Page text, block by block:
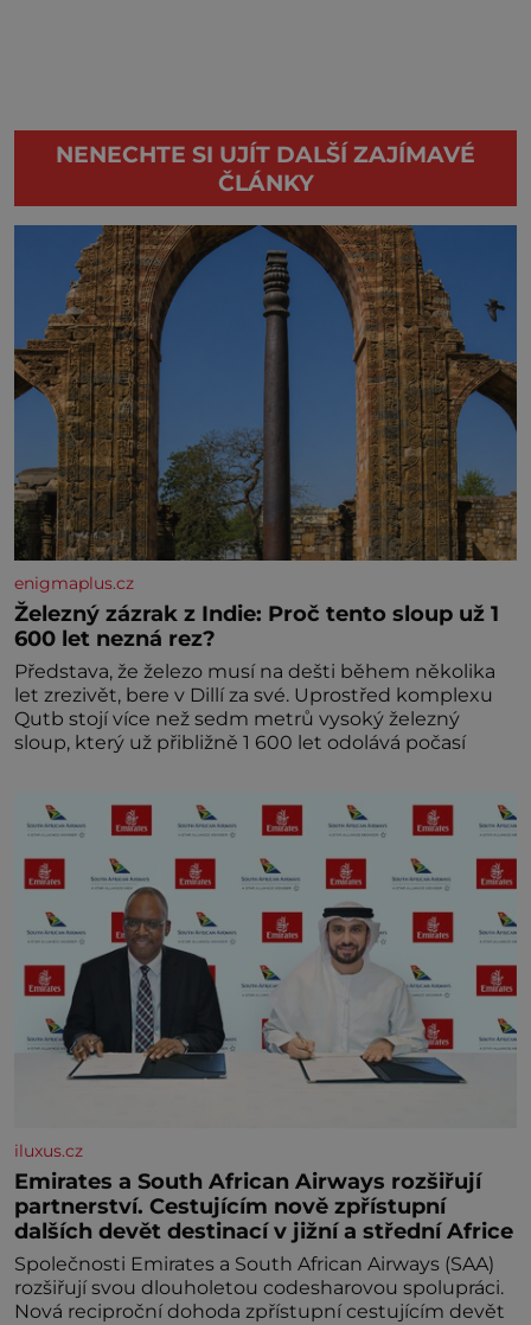
NENECHTE SI UJÍT DALŠÍ ZAJÍMAVÉ
ČLÁNKY
enigmaplus.cz
Železný zázrak z Indie: Proč tento sloup už 1
600 let nezná rez?
Představa, že železo musí na dešti během několika
let zrezivět, bere v Dillí za své. Uprostřed komplexu
Qutb stojí více než sedm metrů vysoký železný
sloup, který už přibližně 1 600 let odolává počasí
iluxus.cz
Emirates a South African Airways rozšiřují
partnerství. Cestujícím nově zpřístupní
dalších devět destinací v jižní a střední Africe
Společnosti Emirates a South African Airways (SAA)
rozšiřují svou dlouholetou codesharovou spolupráci.
Nová reciproční dohoda zpřístupní cestujícím devět